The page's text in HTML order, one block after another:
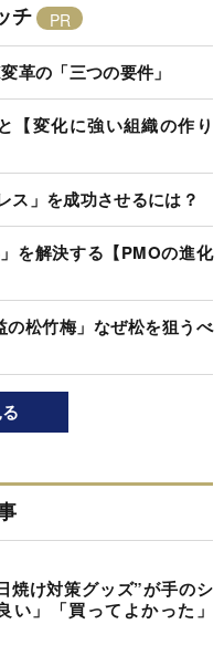
チ
革の「三つの要件」
【変化に強い組織の作り
ス」を成功させるには？
を解決する【PMOの進化
松竹梅」なぜ松を狙うべ
焼け対策グッズ”が手のシ
い」「買ってよかった」